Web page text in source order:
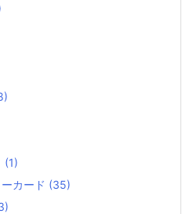
(1)
カード (35)